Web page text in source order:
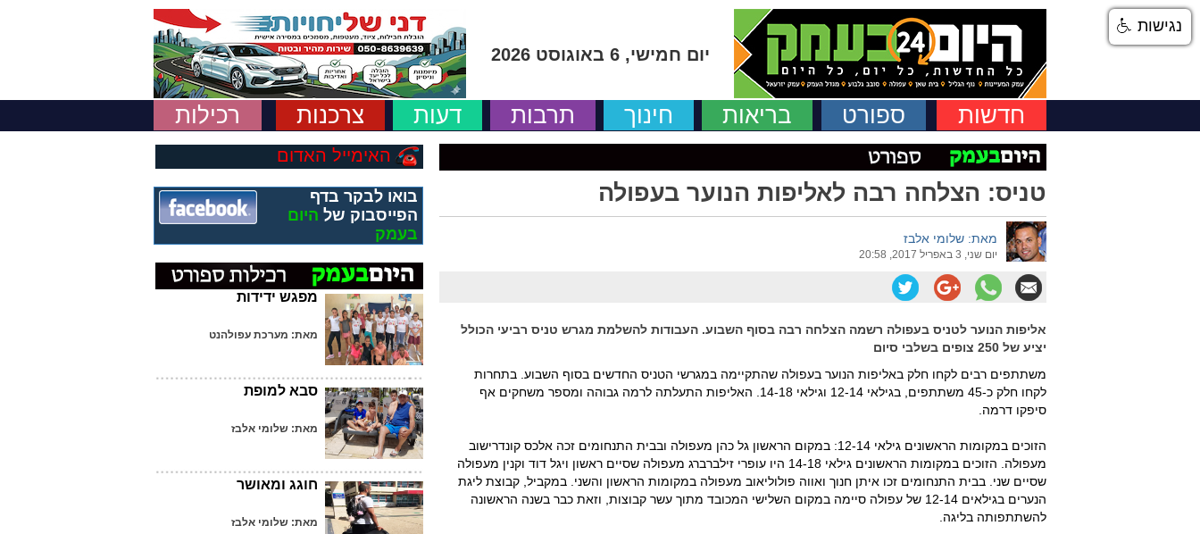
יום חמישי, 6 באוגוסט 2026
חדשות ספורט בריאות חינוך תרבות דעות צרכנות רכילות
טניס: הצלחה רבה לאליפות הנוער בעפולה
מאת: שלומי אלבז
יום שני, 3 באפריל 2017, 20:58
אליפות הנוער לטניס בעפולה רשמה הצלחה רבה בסוף השבוע. העבודות להשלמת מגרש טניס רביעי הכולל
יציע של 250 צופים בשלבי סיום
משתתפים רבים לקחו חלק באליפות הנוער בעפולה שהתקיימה במגרשי הטניס החדשים בסוף השבוע. בתחרות
לקחו חלק כ-45 משתתפים, בגילאי 12-14 וגילאי 14-18. האליפות התעלתה לרמה גבוהה ומספר משחקים אף
סיפקו דרמה.
הזוכים במקומות הראשונים גילאי 12-14: במקום הראשון גל כהן מעפולה ובבית התנחומים זכה אלכס קונדרישוב
מעפולה. הזוכים במקומות הראשונים גילאי 14-18 היו עופרי זילברברג מעפולה שסיים ראשון ויגל דוד וקנין מעפולה
שסיים שני. בבית התנחומים זכו איתן חנוך ואווה פולוליאוב מעפולה במקומות הראשון והשני. במקביל, קבוצת ליגת
הנערים בגילאים 12-14 של עפולה סיימה במקום השלישי המכובד מתוך עשר קבוצות, וזאת כבר בשנה הראשונה
להשתתפותה בליגה.
האימייל האדום
בואו לבקר בדף
הפייסבוק של היום
בעמק
מפגש ידידות
מאת: מערכת עפולהנט
סבא למופת
מאת: שלומי אלבז
חוגג ומאושר
מאת: שלומי אלבז
נגישות